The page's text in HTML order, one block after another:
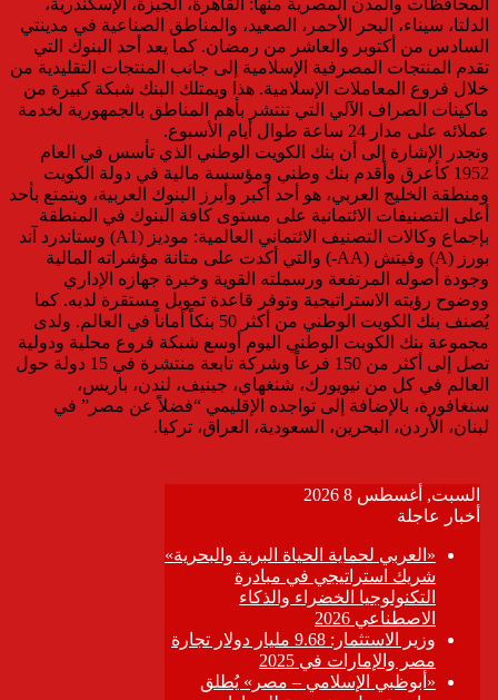
المحافظات والمدن المصرية منها: القاهرة، الجيزة، الإسكندرية،
الدلتا، سيناء، البحر الأحمر، الصعيد، والمناطق الصناعية في مدينتي
السادس من أكتوبر والعاشر من رمضان. كما يعد أحد البنوك التي
تقدم المنتجات المصرفية الإسلامية إلى جانب المنتجات التقليدية من
خلال فروع المعاملات الإسلامية. هذا ويمتلك البنك شبكة كبيرة من
ماكينات الصراف الآلي التي تنتشر بأهم المناطق بالجمهورية لخدمة
عملائه على مدار 24 ساعة طوال أيام الأسبوع.
وتجدر الإشارة إلى أن بنك الكويت الوطني الذي تأسس في العام
1952 كأعرق وأقدم بنك وطني ومؤسسة مالية في دولة الكويت
ومنطقة الخليج العربي، هو أحد أكبر وأبرز البنوك العربية، ويتمتع بأحد
أعلى التصنيفات الائتمانية على مستوى كافة البنوك في المنطقة
بإجماع وكالات التصنيف الائتماني العالمية: موديز (A1) وستاندرد آند
بورز (A) وفيتش (AA-) والتي أكدت على متانة مؤشراته المالية
وجودة أصوله المرتفعة ورسملته القوية وخبرة جهازه الإداري
ووضوح رؤيته الاستراتيجية وتوفر قاعدة تمويل مستقرة لديه. كما
يُصنف بنك الكويت الوطني من أكثر 50 بنكاً أماناً في العالم. ولدى
مجموعة بنك الكويت الوطني اليوم أوسع شبكة فروع محلية ودولية
تصل إلى أكثر من 150 فرعاً وشركة تابعة منتشرة في 15 دولة حول
العالم في كل من نيويورك، شنغهاي، جينيف، لندن، باريس،
سنغافورة، بالإضافة إلى تواجده الإقليمي “فضلاً عن مصر” في
لبنان، الأردن، البحرين، السعودية، العراق، تركيا.